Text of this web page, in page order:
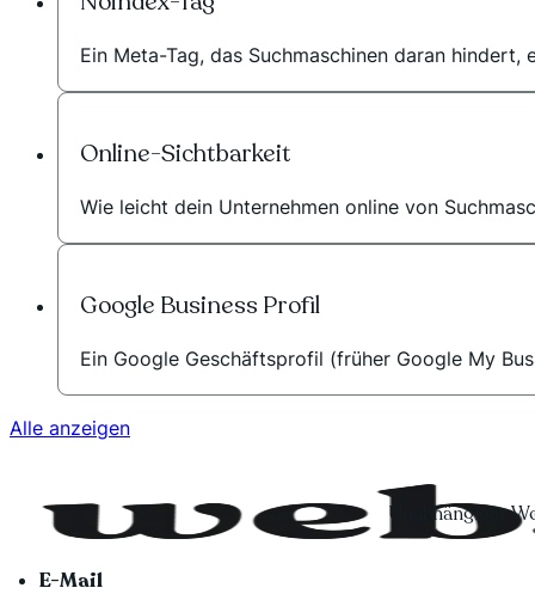
Ein Meta-Tag, das Suchmaschinen daran
Online-Sichtbarkeit
Wie leicht dein Unternehmen online von
Google Business Profil
Ein Google Geschäftsprofil (früher Google My
Alle anzeigen
Unabhängiger
E-Mail